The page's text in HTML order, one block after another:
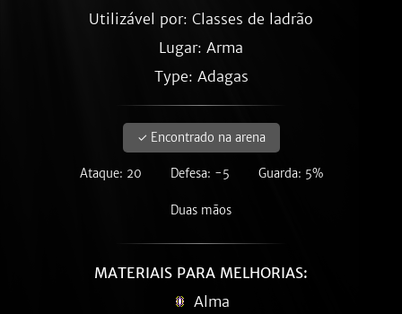
Utilizável por: Classes de ladrão
Lugar: Arma
Type: Adagas
✓ Encontrado na arena
Ataque: 20 Defesa: -5 Guarda: 5%
Duas mãos
MATERIAIS PARA MELHORIAS:
Alma